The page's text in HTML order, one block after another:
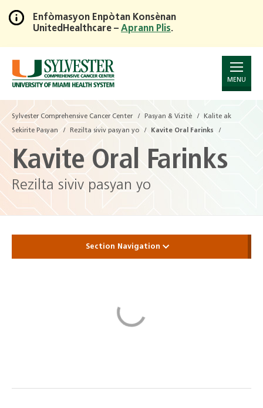
Skip
to
Main
Content
Enfòmasyon Enpòtan Konsènan
UnitedHealthcare – Aprann Plis.
MENU
Sylvester Comprehensive Cancer Center Pasyan & Vizitè Kalite ak
Sekirite Pasyan Rezilta siviv pasyan yo Kavite Oral Farinks
Kavite Oral Farinks
Rezilta siviv pasyan yo
Section Navigation